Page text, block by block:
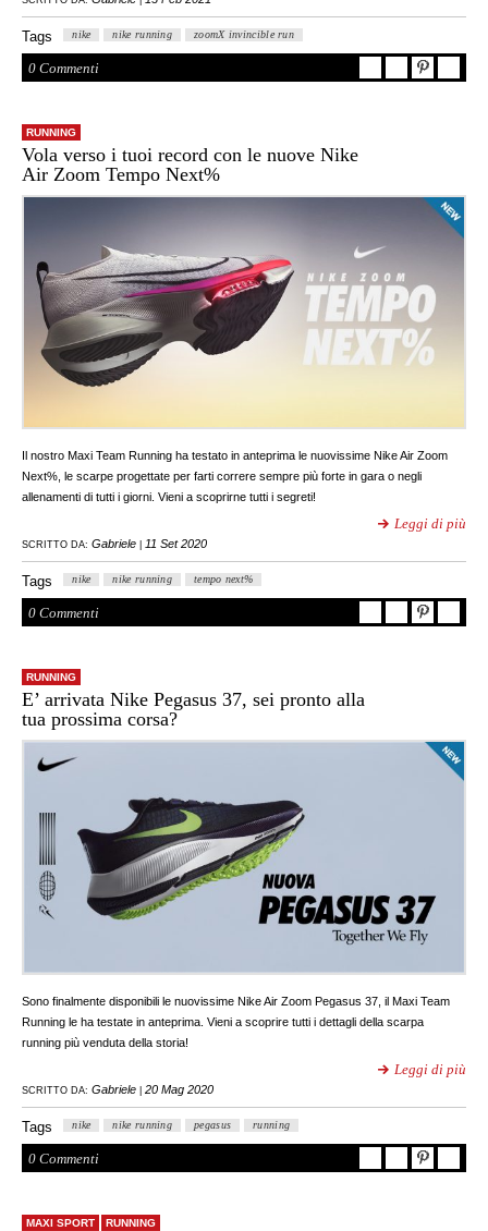
Tags nike nike running zoomX invincible run
0 Commenti
RUNNING
Vola verso i tuoi record con le nuove Nike
Air Zoom Tempo Next%
Il nostro Maxi Team Running ha testato in anteprima le nuovissime Nike Air Zoom
Next%, le scarpe progettate per farti correre sempre più forte in gara o negli
allenamenti di tutti i giorni. Vieni a scoprirne tutti i segreti!
Leggi di più
SCRITTO DA: Gabriele 11 Set 2020
Tags nike nike running tempo next%
0 Commenti
RUNNING
E’ arrivata Nike Pegasus 37, sei pronto alla
tua prossima corsa?
Sono finalmente disponibili le nuovissime Nike Air Zoom Pegasus 37, il Maxi Team
Running le ha testate in anteprima. Vieni a scoprire tutti i dettagli della scarpa
running più venduta della storia!
Leggi di più
SCRITTO DA: Gabriele 20 Mag 2020
Tags nike nike running pegasus running
0 Commenti
MAXI SPORT RUNNING